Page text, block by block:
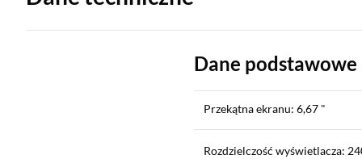
Dane podstawowe
Przekątna ekranu: 6,67 "
Rozdzielczość wyświetlacza: